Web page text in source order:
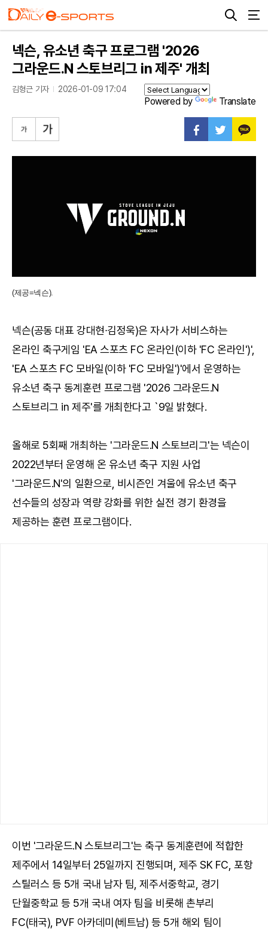
넥슨, 유소년 축구 프로그램 '2026
그라운드.N 스토브리그 in 제주' 개최
김형근 기자 2026-01-09 17:04
Powered by Translate
(제공=넥슨).
넥슨(공동 대표 강대현∙김정욱)은 자사가 서비스하는
온라인 축구게임 'EA 스포츠 FC 온라인(이하 'FC 온라인')',
'EA 스포츠 FC 모바일(이하 'FC 모바일')'에서 운영하는
유소년 축구 동계훈련 프로그램 '2026 그라운드.N
스토브리그 in 제주'를 개최한다고 `9일 밝혔다.
올해로 5회째 개최하는 '그라운드.N 스토브리그'는 넥슨이
2022년부터 운영해 온 유소년 축구 지원 사업
'그라운드.N'의 일환으로, 비시즌인 겨울에 유소년 축구
선수들의 성장과 역량 강화를 위한 실전 경기 환경을
제공하는 훈련 프로그램이다.
이번 '그라운드.N 스토브리그'는 축구 동계훈련에 적합한
제주에서 14일부터 25일까지 진행되며, 제주 SK FC, 포항
스틸러스 등 5개 국내 남자 팀, 제주서중학교, 경기
단월중학교 등 5개 국내 여자 팀을 비롯해 촌부리
FC(태국), PVF 아카데미(베트남) 등 5개 해외 팀이